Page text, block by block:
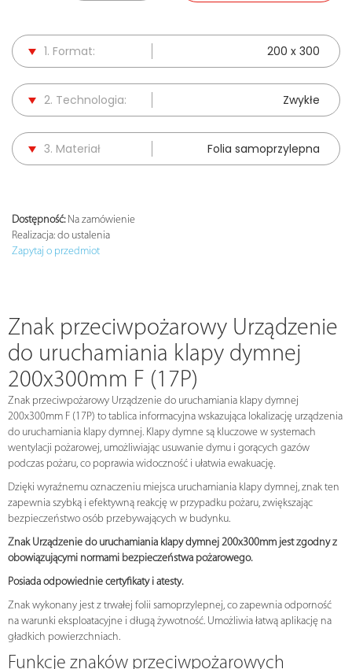
1. Format: 200 x 300
2. Technologia: Zwykłe
3. Materiał Folia samoprzylepna
Dostępność:Na zamówienie
Realizacja: do ustalenia
Zapytaj o przedmiot
Znak przeciwpożarowy Urządzenie
do uruchamiania klapy dymnej
200x300mm F (17P)
Znak przeciwpożarowy Urządzenie do uruchamiania klapy dymnej
200x300mm F (17P) to tablica informacyjna wskazująca lokalizację urządzenia
do uruchamiania klapy dymnej. Klapy dymne są kluczowe w systemach
wentylacji pożarowej, umożliwiając usuwanie dymu i gorących gazów
podczas pożaru, co poprawia widoczność i ułatwia ewakuację.
Dzięki wyraźnemu oznaczeniu miejsca uruchamiania klapy dymnej, znak ten
zapewnia szybką i efektywną reakcję w przypadku pożaru, zwiększając
bezpieczeństwo osób przebywających w budynku.
Znak Urządzenie do uruchamiania klapy dymnej 200x300mm jest zgodny z
obowiązującymi normami bezpieczeństwa pożarowego.
Posiada odpowiednie certyfikaty i atesty.
Znak wykonany jest z trwałej folii samoprzylepnej, co zapewnia odporność
na warunki eksploatacyjne i długą żywotność. Umożliwia łatwą aplikację na
gładkich powierzchniach.
Funkcje znaków przeciwpożarowych